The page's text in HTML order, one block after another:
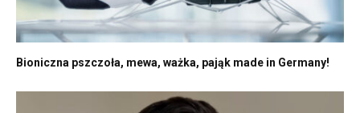
Bioniczna pszczoła, mewa, ważka, pająk made in Germany!